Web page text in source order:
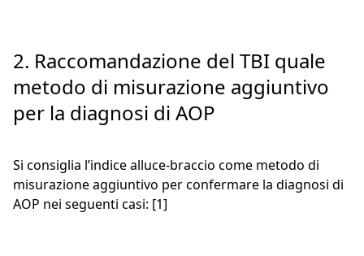
2. Raccomandazione del TBI quale
metodo di misurazione aggiuntivo
per la diagnosi di AOP
Si consiglia l’indice alluce-braccio come metodo di
misurazione aggiuntivo per confermare la diagnosi di
AOP nei seguenti casi: [1]